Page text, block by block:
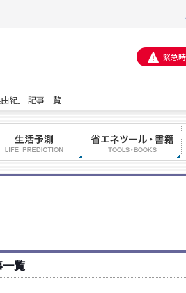
緊急時
由紀」 記事一覧
一覧